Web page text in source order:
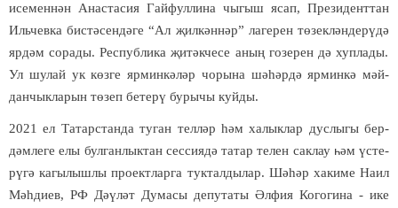
исе­мен­нән Анас­та­сия Гай­фул­ли­на чы­гыш ясап, Пре­зи­дент­тан
Иль­чев­ка бис­тә­сен­дә­ге “Ал җил­кән­нәр” ла­ге­рен тө­зек­лән­де­рү­дә
яр­дәм со­ра­ды. Рес­пуб­ли­каҗи­тәк­че­се аныңго­зе­рен дә хуп­ла­ды.
Ул шу­лай ук көз­ге яр­мин­кә­ләр чо­ры­на шә­һәр­дә яр­мин­кә мәй­
дан­чык­ла­рын тө­зеп бе­те­рү бу­ры­чы куй­ды.
2021 ел Та­тар­стан­да ту­ган тел­ләр һәм ха­лык­лар дус­лы­гы бер­
дәм­ле­ге елы бул­ган­лык­тан сес­си­я­дә та­тар те­лен сак­лау һәм үс­те­
рү­гә ка­гы­лыш­лы про­ект­лар­га тук­тал­ды­лар. Шә­һәр ха­ки­ме На­ил
Мәһ­ди­ев, РФ Дә­ү­ләт Ду­ма­сы де­пу­та­ты Әл­фия Ко­го­ги­на - ике